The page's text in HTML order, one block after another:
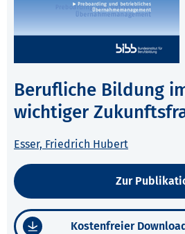
Berufliche Bildung
wichtiger
Esser, Friedrich Hubert
Zur
Kostenfreier Download